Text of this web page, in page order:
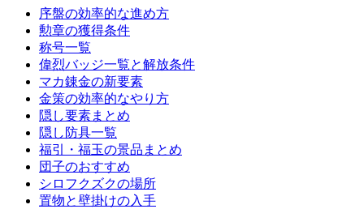
序盤の効率的な進め方
勲章の獲得条件
称号一覧
偉烈バッジ一覧と解放条件
マカ錬金の新要素
金策の効率的なやり方
隠し要素まとめ
隠し防具一覧
福引・福玉の景品まとめ
団子のおすすめ
シロフクズクの場所
置物と壁掛けの入手